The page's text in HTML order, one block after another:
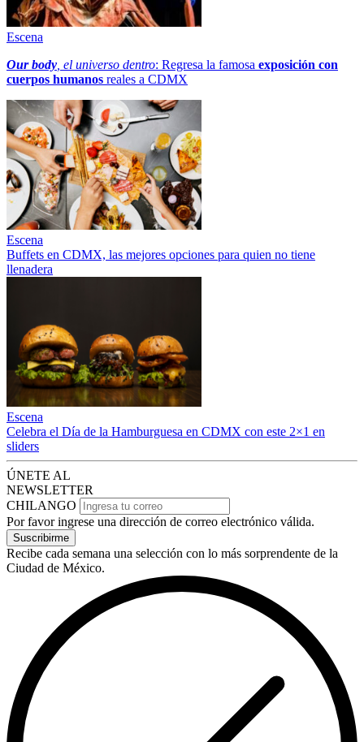
Escena
Our body , el universo dentro: Regresa la famosa exposición con
cuerpos humanos reales a CDMX
Escena
Buffets en CDMX, las mejores opciones para quien no tiene
llenadera
Escena
Celebra el Día de la Hamburguesa en CDMX con este 2×1 en
sliders
ÚNETE AL
NEWSLETTER
CHILANGO
Por favor ingrese una dirección de correo electrónico válida.
Suscribirme
Recibe cada semana una selección con lo más sorprendente de la
Ciudad de México.